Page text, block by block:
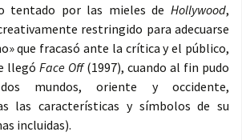
tentado por las mieles de Hollywood,
restringido para adecuarse
que fracasó ante la crítica y el público,
llegó Face Off(1997), cuando al fin pudo
mundos, oriente y occidente,
las características y símbolos de su
incluidas).